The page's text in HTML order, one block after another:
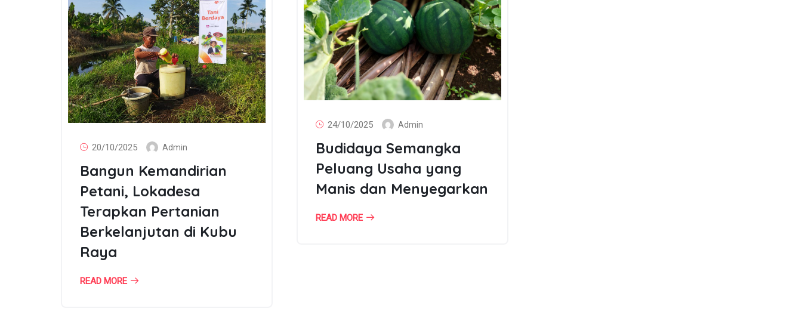
24/10/2025 Admin
Budidaya Semangka
Peluang Usaha yang
Manis dan Menyegarkan
READ MORE
20/10/2025 Admin
Bangun Kemandirian
Petani, Lokadesa
Terapkan Pertanian
Berkelanjutan di Kubu
Raya
READ MORE